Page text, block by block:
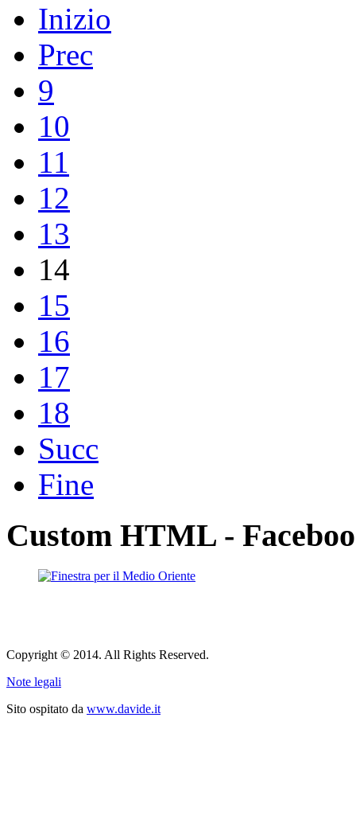
Inizio
Prec
9
10
11
12
13
14
15
16
17
18
Succ
Fine
Custom HTML -
Copyright © 2014. All Rights Reserved.
Note legali
Sito ospitato da www.davide.it